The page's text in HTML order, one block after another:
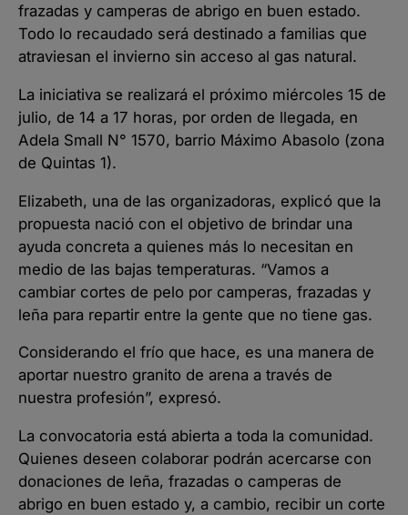
frazadas y camperas de abrigo en buen estado.
Todo lo recaudado será destinado a familias que
atraviesan el invierno sin acceso al gas natural.
La iniciativa se realizará el próximo miércoles 15 de
julio, de 14 a 17 horas, por orden de llegada, en
Adela Small N° 1570, barrio Máximo Abasolo (zona
de Quintas 1).
Elizabeth, una de las organizadoras, explicó que la
propuesta nació con el objetivo de brindar una
ayuda concreta a quienes más lo necesitan en
medio de las bajas temperaturas. “Vamos a
cambiar cortes de pelo por camperas, frazadas y
leña para repartir entre la gente que no tiene gas.
Considerando el frío que hace, es una manera de
aportar nuestro granito de arena a través de
nuestra profesión”, expresó.
La convocatoria está abierta a toda la comunidad.
Quienes deseen colaborar podrán acercarse con
donaciones de leña, frazadas o camperas de
abrigo en buen estado y, a cambio, recibir un corte